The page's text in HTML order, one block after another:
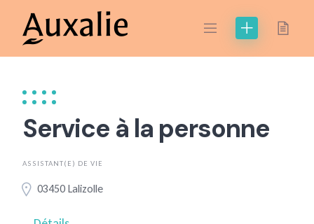
content
Service à la personne
ASSISTANT(E) DE VIE
03450 Lalizolle